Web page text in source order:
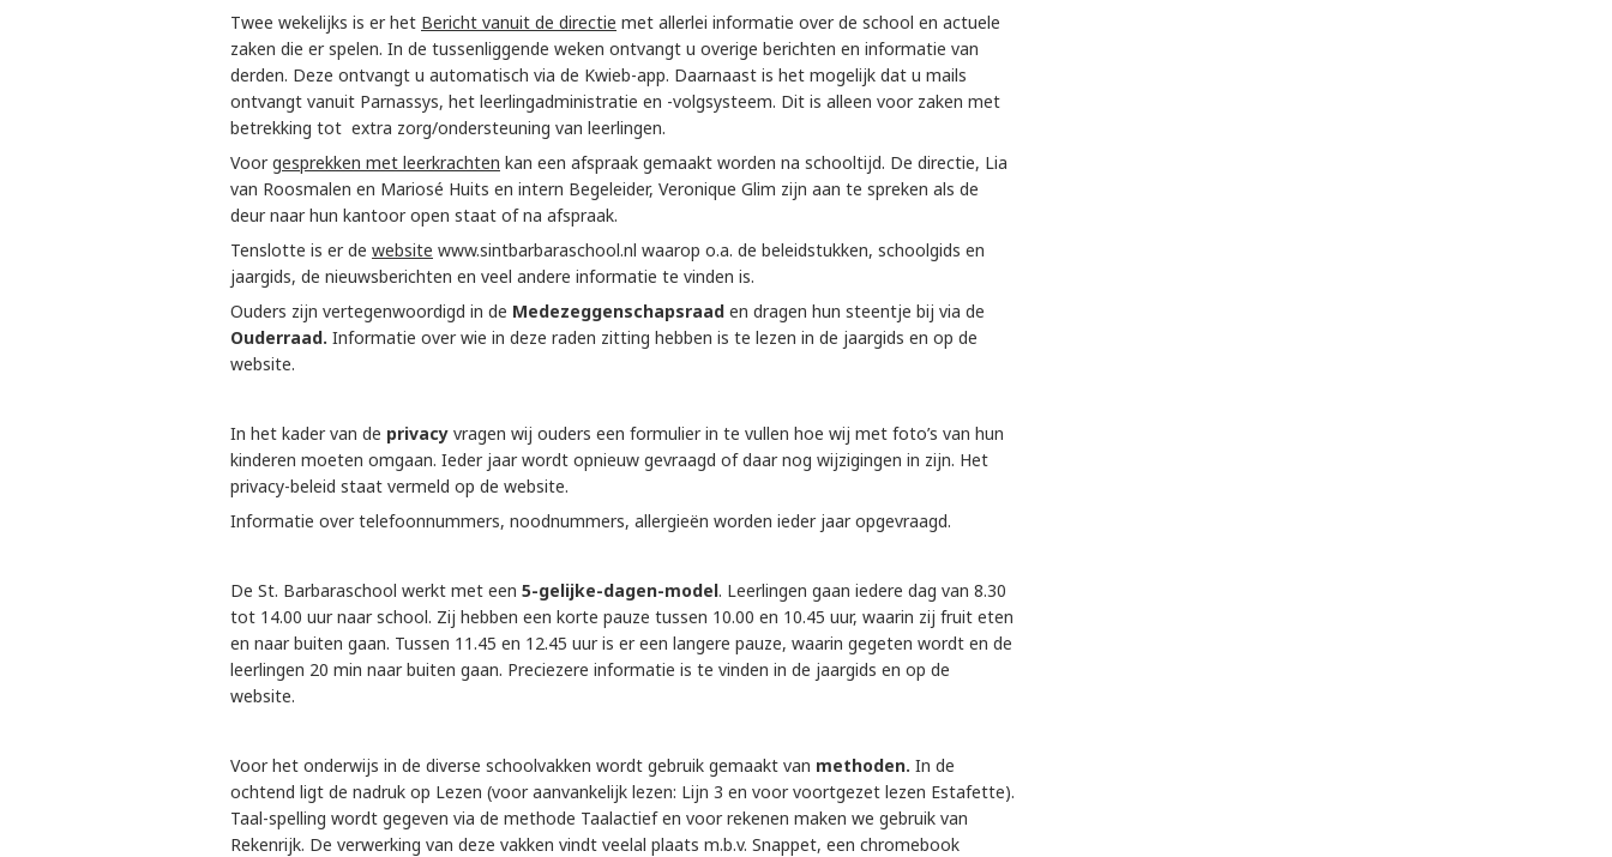
Twee wekelijks is er het Bericht vanuit de directie met allerlei informatie over de school en actuele
zaken die er spelen. In de tussenliggende weken ontvangt u overige berichten en informatie van
derden. Deze ontvangt u automatisch via de Kwieb-app. Daarnaast is het mogelijk dat u mails
ontvangt vanuit Parnassys, het leerlingadministratie en -volgsysteem. Dit is alleen voor zaken met
betrekking tot extra zorg/ondersteuning van leerlingen.
Voor gesprekken met leerkrachten kan een afspraak gemaakt worden na schooltijd. De directie, Lia
van Roosmalen en Mariosé Huits en intern Begeleider, Veronique Glim zijn aan te spreken als de
deur naar hun kantoor open staat of na afspraak.
Tenslotte is er de website www.sintbarbaraschool.nl waarop o.a. de beleidstukken, schoolgids en
jaargids, de nieuwsberichten en veel andere informatie te vinden is.
Ouders zijn vertegenwoordigd in de Medezeggenschapsraad en dragen hun steentje bij via de
Ouderraad. Informatie over wie in deze raden zitting hebben is te lezen in de jaargids en op de
website.
In het kader van de privacy vragen wij ouders een formulier in te vullen hoe wij met foto’s van hun
kinderen moeten omgaan. Ieder jaar wordt opnieuw gevraagd of daar nog wijzigingen in zijn. Het
privacy-beleid staat vermeld op de website.
Informatie over telefoonnummers, noodnummers, allergieën worden ieder jaar opgevraagd.
De St. Barbaraschool werkt met een 5-gelijke-dagen-model. Leerlingen gaan iedere dag van 8.30
tot 14.00 uur naar school. Zij hebben een korte pauze tussen 10.00 en 10.45 uur, waarin zij fruit eten
en naar buiten gaan. Tussen 11.45 en 12.45 uur is er een langere pauze, waarin gegeten wordt en de
leerlingen 20 min naar buiten gaan. Preciezere informatie is te vinden in de jaargids en op de
website.
Voor het onderwijs in de diverse schoolvakken wordt gebruik gemaakt van methoden. In de
ochtend ligt de nadruk op Lezen (voor aanvankelijk lezen: Lijn 3 en voor voortgezet lezen Estafette).
Taal-spelling wordt gegeven via de methode Taalactief en voor rekenen maken we gebruik van
Rekenrijk. De verwerking van deze vakken vindt veelal plaats m.b.v. Snappet, een chromebook